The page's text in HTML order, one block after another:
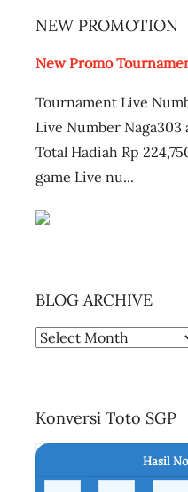
NEW PROMOTION
New Promo
Tournament Live
Live Number
Total Hadiah Rp
game Live nu...
BLOG ARCHIVE
BLOG
Konversi Toto SGP
Hasil